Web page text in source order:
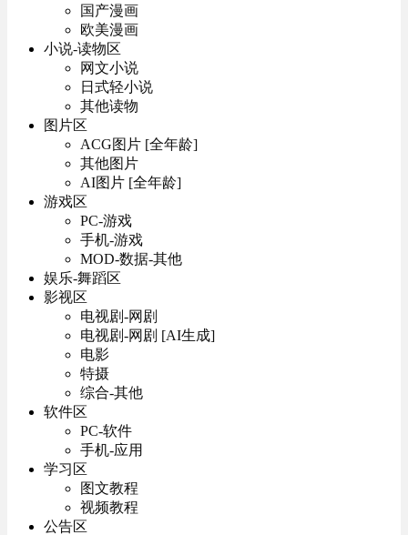
国产漫画
欧美漫画
小说-读物区
网文小说
日式轻小说
其他读物
图片区
ACG图片 [全年龄]
其他图片
AI图片 [全年龄]
游戏区
PC-游戏
手机-游戏
MOD-数据-其他
娱乐-舞蹈区
影视区
电视剧-网剧
电视剧-网剧 [AI生成]
电影
特摄
综合-其他
软件区
PC-软件
手机-应用
学习区
图文教程
视频教程
公告区